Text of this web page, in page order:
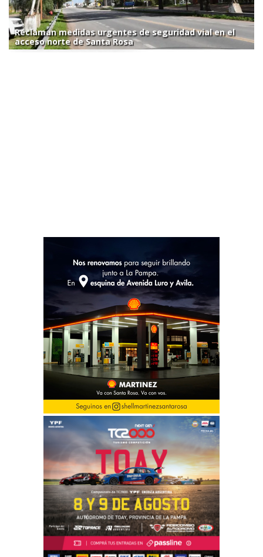
Reclaman medidas urgentes de seguridad vial en el
acceso norte de Santa Rosa